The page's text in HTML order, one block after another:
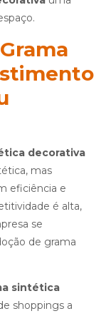
decorativa
mas
eficiência e
é alta,
se
de grama
sintética
shoppings a